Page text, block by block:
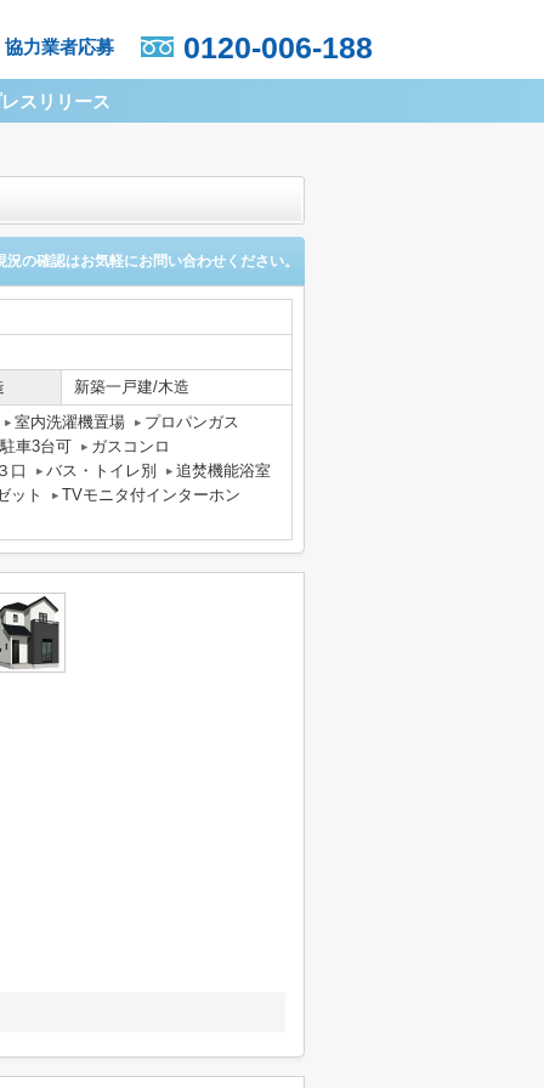
協力業者応募 0120-006-188
スリリース
況の確認はお気軽にお問い合わせください。
新築一戸建/木造
室内洗濯機置場
プロパンガス
駐車3台可
ガスコンロ
口 バス・トイレ別
追焚機能浴室
ット
TVモニタ付インターホン